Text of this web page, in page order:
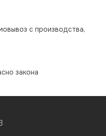
с производства,
закона